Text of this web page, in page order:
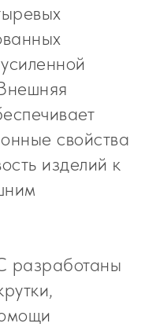
свойства
изделий к
разработаны